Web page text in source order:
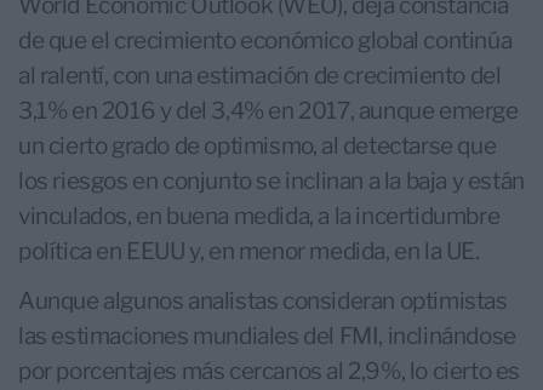
de que el crecimiento económico global continúa
al ralentí, con una estimación de crecimiento del
3,1% en 2016 y del 3,4% en 2017, aunque emerge
un cierto grado de optimismo, al detectarse que
los riesgos en conjunto se inclinan a la baja y están
vinculados, en buena medida, a la incertidumbre
política en EEUU y, en menor medida, en la UE.
Aunque algunos analistas consideran optimistas
las estimaciones mundiales del FMI, inclinándose
por porcentajes más cercanos al 2,9%, lo cierto es